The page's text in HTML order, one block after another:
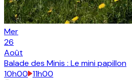
Mer
26
Août
Balade des Minis : Le mini papillon
10h00 11h00